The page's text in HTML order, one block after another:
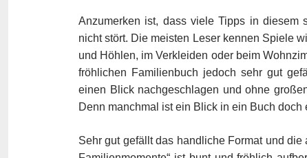
Anzumerken ist, dass viele Tipps in diesem
nicht stört. Die meisten Leser kennen Spiele
und Höhlen, im Verkleiden oder beim
fröhlichen Familienbuch jedoch sehr gut
einen Blick nachgeschlagen und ohne
Denn manchmal ist ein Blick in ein Buch
Sehr gut gefällt das handliche Format und